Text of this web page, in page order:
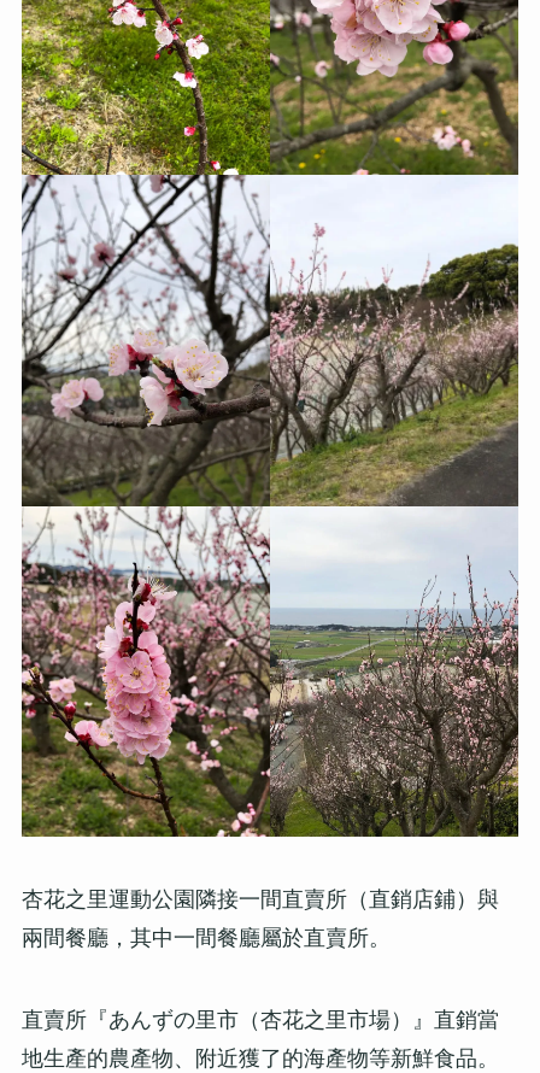
杏花之里運動公園隣接一間直賣所（直銷店鋪）與
兩間餐廳，其中一間餐廳屬於直賣所。
直賣所『あんずの里市（杏花之里市場）』直銷當
地生產的農產物、附近獲了的海產物等新鮮食品。